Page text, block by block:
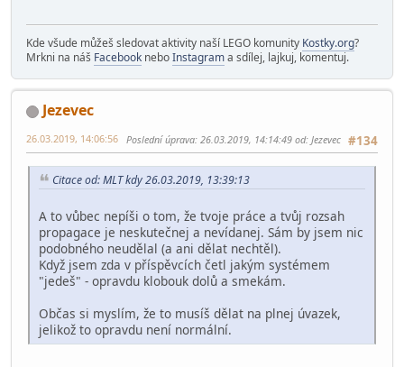
Kde všude můžeš sledovat aktivity naší LEGO komunity Kostky.org?
Mrkni na náš Facebook neboInstagrama sdílej, lajkuj, komentuj.
Jezevec
#134
26.03.2019, 14:06:56 Poslední úprava: 26.03.2019, 14:14:49 od: Jezevec
Citace od: MLT kdy 26.03.2019, 13:39:13
A to vůbec nepíši o tom, že tvoje práce a tvůj rozsah
propagace je neskutečnej a nevídanej. Sám by jsem nic
podobného neudělal (a ani dělat nechtěl).
Když jsem zda v příspěvcích četl jakým systémem
"jedeš" - opravdu klobouk dolů a smekám.
Občas si myslím, že to musíš dělat na plnej úvazek,
jelikož to opravdu není normální.